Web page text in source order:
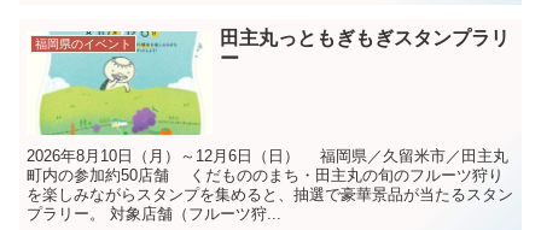
福岡県のイベント
田主丸っともぎもぎスタンプラリ
ー
2026年8月10日（月）～12月6日（日） 福岡県／久留米市／田主丸
町内の参加約50店舗 くだもののまち・田主丸の旬のフルーツ狩り
を楽しみながらスタンプを集めると、抽選で豪華景品が当たるスタン
プラリー。 対象店舗（フルーツ狩...